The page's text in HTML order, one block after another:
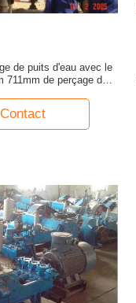
de puits d'eau avec le
711mm de perçage de
Contact